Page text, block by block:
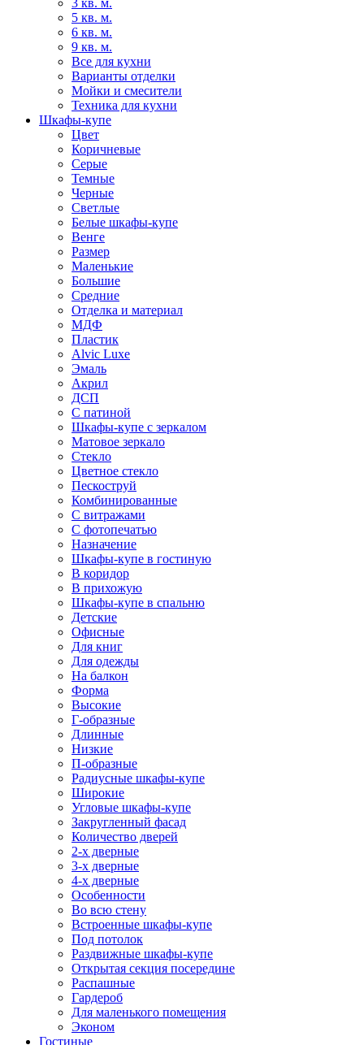
3 кв. м.
5 кв. м.
6 кв. м.
9 кв. м.
Все для кухни
Варианты отделки
Мойки и смесители
Техника для кухни
Шкафы-купе
Цвет
Коричневые
Серые
Темные
Черные
Светлые
Белые шкафы-купе
Венге
Размер
Маленькие
Большие
Средние
Отделка и материал
МДФ
Пластик
Alvic Luxe
Эмаль
Акрил
ДСП
С патиной
Шкафы-купе с зеркалом
Матовое зеркало
Стекло
Цветное стекло
Пескоструй
Комбинированные
С витражами
С фотопечатью
Назначение
Шкафы-купе в гостиную
В коридор
В прихожую
Шкафы-купе в спальню
Детские
Офисные
Для книг
Для одежды
На балкон
Форма
Высокие
Г-образные
Длинные
Низкие
П-образные
Радиусные шкафы-купе
Широкие
Угловые шкафы-купе
Закругленный фасад
Количество дверей
2-х дверные
3-х дверные
4-х дверные
Особенности
Во всю стену
Встроенные шкафы-купе
Под потолок
Раздвижные шкафы-купе
Открытая секция посередине
Распашные
Гардероб
Для маленького помещения
Эконом
Гостиные